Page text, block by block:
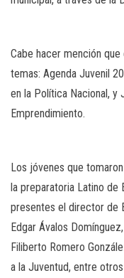
Cabe hacer mención
temas: Agenda Juvenil
en la Política Nacional, y
Emprendimiento.
Los jóvenes que
la preparatoria Latino de
presentes el director de
Edgar Ávalos
Filiberto Romero
a la Juventud, entre